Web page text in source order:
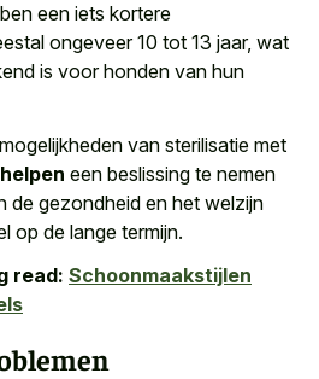
een iets kortere
ongeveer 10 tot 13 jaar, wat
is voor honden van hun
van sterilisatie met
een beslissing te nemen
de gezondheid en het welzijn
op de lange termijn.
read: Schoonmaakstijlen